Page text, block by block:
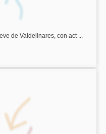
de Valdelinares, con act ...